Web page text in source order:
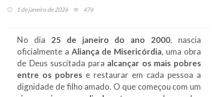
1 de janeiro de 2026 476
No dia 25 de janeiro do ano 2000, nascia
oficialmente a Aliança de Misericórdia, uma obra
de Deus suscitada para alcançar os mais pobres
entre os pobres e restaurar em cada pessoa a
dignidade de filho amado. O que começou com um